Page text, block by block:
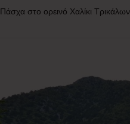
Πάσχα στο ορεινό Χαλίκι Τρικάλων